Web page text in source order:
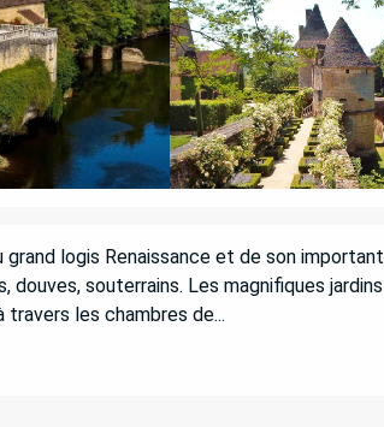
logis Renaissance et de son important
souterrains. Les magnifiques jardins
travers les chambres de...